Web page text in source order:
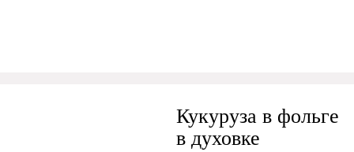
Кукуруза в фольге
в духовке